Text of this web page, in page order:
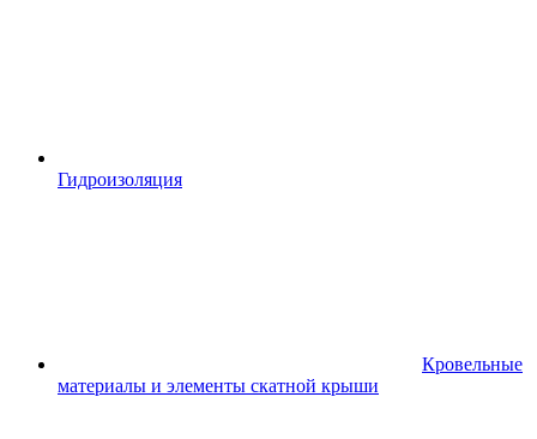
Гидроизоляция
Кровельные
материалы и элементы скатной крыши